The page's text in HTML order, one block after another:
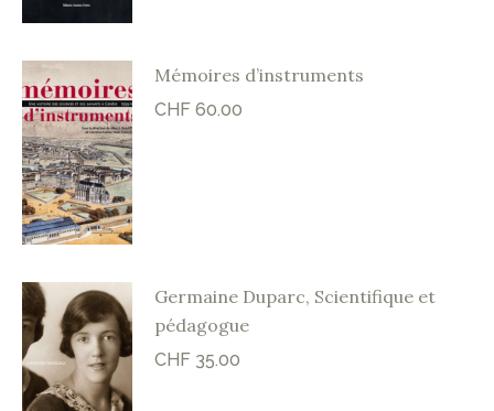
Mémoires d’instruments
CHF 60.00
Germaine Duparc, Scientifique et
pédagogue
CHF 35.00